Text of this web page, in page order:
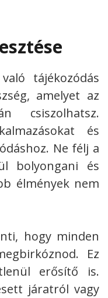
tájékozódás
amelyet az
csiszolhatsz.
és
Ne félj a
bolyongani és
élmények nem
hogy minden
Ez
erősítő is.
járatról vagy